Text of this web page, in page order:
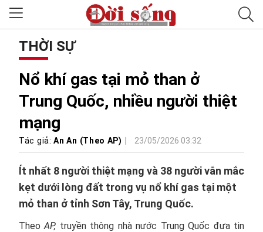
THỜI SỰ
Nổ khí gas tại mỏ than ở
Trung Quốc, nhiều người thiệt
mạng
Tác giả:An An (Theo AP) 23/05/2026 03:32
Ít nhất 8 người thiệt mạng và 38 người vẫn mắc
kẹt dưới lòng đất trong vụ nổ khí gas tại một
mỏ than ở tỉnh Sơn Tây, Trung Quốc.
TheoAP, truyền thông nhà nước Trung Quốc đưa tin